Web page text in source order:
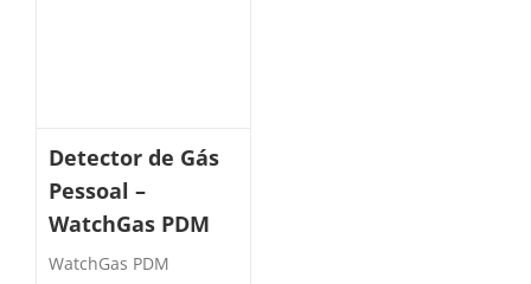
Detector de Gás
Pessoal –
WatchGas PDM
WatchGas PDM